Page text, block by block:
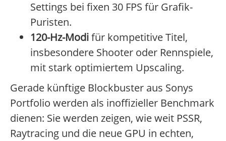
Settings bei fixen 30 FPS für Grafik-
Puristen.
120-Hz-Modifür kompetitive Titel,
insbesondere Shooter oder Rennspiele,
mit stark optimiertem Upscaling.
Gerade künftige Blockbuster aus Sonys
Portfolio werden als inoffizieller Benchmark
dienen: Sie werden zeigen, wie weit PSSR,
Raytracing und die neue GPU in echten,